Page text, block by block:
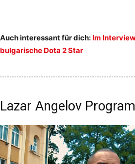
Auch interessant für dich: Im
bulgarische Dota 2 Star
Lazar Angelov